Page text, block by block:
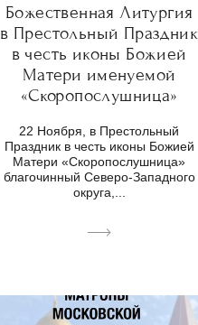
Божественная Литургия
в Престольный Праздник
в честь иконы Божией
Матери именуемой
«Скоропослушница»
22 Ноября, в Престольный
Праздник в честь иконы Божией
Матери «Скоропослушница»
благочинный Северо-Западного
округа,...